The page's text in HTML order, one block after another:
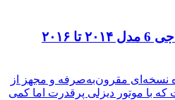
بررسی تخصصی ام جی 6 مدل ۲۰۱۴ تا ۲۰۱۶
شده نسخه‌ای مقرون‌به‌صرفه و مجهز از
با موتور دیزلی پرقدرت اما کمی